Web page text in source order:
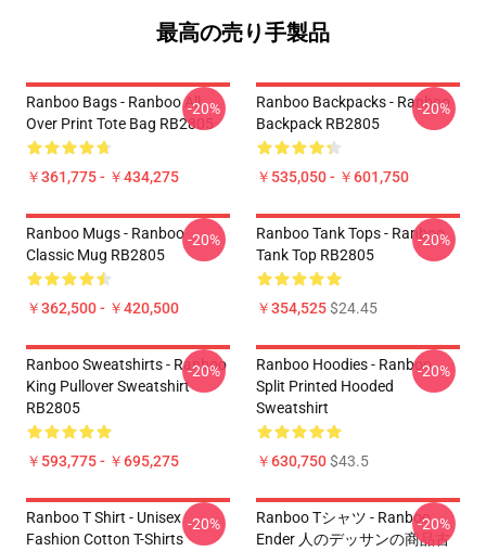
最高の売り手製品
Ranboo Bags - Ranboo All
Over Print Tote Bag RB2805
￥361,775 - ￥434,275
-20%
Ranboo Backpacks - Ranboo
Backpack RB2805
￥535,050 - ￥601,750
-20%
Ranboo Mugs - Ranboo
Classic Mug RB2805
￥362,500 - ￥420,500
-20%
Ranboo Tank Tops - Ranboo
Tank Top RB2805
￥354,525$24.45
-20%
Ranboo Sweatshirts - Ranboo
King Pullover Sweatshirt
RB2805
￥593,775 - ￥695,275
-20%
Ranboo Hoodies - Ranboo
Split Printed Hooded
Sweatshirt
￥630,750$43.5
-20%
Ranboo T Shirt - Unisex
Fashion Cotton T-Shirts
-20%
Ranboo Tシャツ - Ranboo
Ender 人のデッサンの商品古
-20%